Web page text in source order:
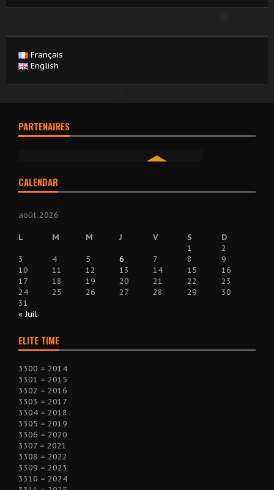
Français
English
PARTENAIRES
CALENDAR
août 2026
L M M J V S
D
1
2
3
4 5 6 7 8
9
10
11 12 13 14 15
16
17
18 19 20 21 22
23
24
25 26 27 28 29
30
31
« Juil
ELITE TIME
3300 = 2014
3301 = 2015
3302 = 2016
3303 = 2017
3304 = 2018
3305 = 2019
3306 = 2020
3307 = 2021
3308 = 2022
3309 = 2023
3310 = 2024